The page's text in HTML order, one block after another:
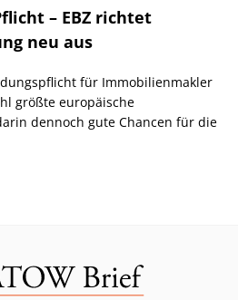
– EBZ richtet
neu aus
für Immobilienmakler
größte europäische
dennoch gute Chancen für die